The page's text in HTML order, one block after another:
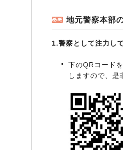
地元警察本部
1.警察として注力し
下のQRコード
しますので、是